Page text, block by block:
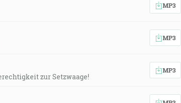
MP3
MP3
zur Setzwaage!
MP3